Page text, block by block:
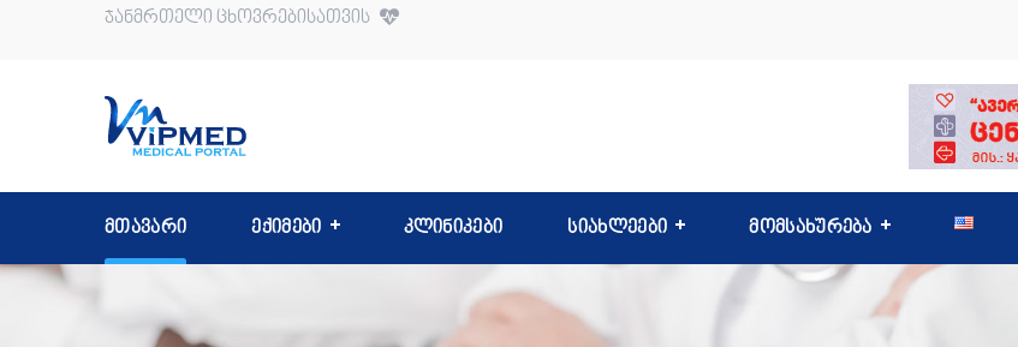
ჯანმრთელი ცხოვრებისათვის
მთავარი ექიმები კლინიკები სიახლეები მომსახურება